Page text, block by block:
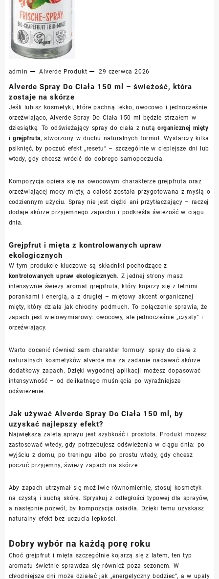
admin Alverde Produkt 29 czerwca 2026
Alverde Spray Do Ciała 150 ml – świeżość, która
zostaje na skórze
Jeśli lubisz kosmetyki, które pachną lekko, owocowo i jednocześnie
orzeźwiająco, Alverde Spray Do Ciała 150 ml będzie strzałem w
dziesiątkę. To odświeżający spray do ciała z nutąorganicznej mięty
igrejpfruta, stworzony w duchu naturalnych formuł. Wystarczy kilka
psiknięć, by poczuć efekt „resetu” – szczególnie w cieplejsze dni lub
wtedy, gdy chcesz wrócić do dobrego samopoczucia.
Kompozycja opiera się na owocowym charakterze grejpfruta oraz
orzeźwiającej mocy mięty, a całość została przygotowana z myślą o
codziennym użyciu. Spray nie jest ciężki ani przytłaczający – raczej
dodaje skórze przyjemnego zapachu i podkreśla świeżość w ciągu
dnia.
Grejpfrut i mięta z kontrolowanych upraw
ekologicznych
W tym produkcie kluczowe są składniki pochodzące z
kontrolowanych upraw ekologicznych. Z jednej strony masz
intensywnie świeży aromat grejpfruta, który kojarzy się z letnimi
porankami i energią, a z drugiej – miętowy akcent organicznej
mięty, który działa jak chłodny podmuch. To połączenie sprawia, że
zapach jest wielowymiarowy: owocowy, ale jednocześnie „czysty” i
orzeźwiający.
Warto docenić również sam charakter formuły: spray do ciała z
naturalnych kosmetyków alverde ma za zadanie nadawać skórze
dodatkowy zapach. Dzięki wygodnej aplikacji możesz dopasować
intensywność – od delikatnego muśnięcia po wyraźniejsze
odświeżenie.
Jak używać Alverde Spray Do Ciała 150 ml, by
uzyskać najlepszy efekt?
Największą zaletą sprayu jest szybkość i prostota. Produkt możesz
zastosować wtedy, gdy potrzebujesz odświeżenia w ciągu dnia: po
wyjściu z domu, po treningu albo po prostu wtedy, gdy chcesz
poczuć przyjemny, świeży zapach na skórze.
Aby zapach utrzymał się możliwie równomiernie, stosuj kosmetyk
na czystą i suchą skórę. Spryskuj z odległości typowej dla sprayów,
a następnie pozwól, by kompozycja osiadła. Dzięki temu uzyskasz
naturalny efekt bez uczucia lepkości.
Dobry wybór na każdą porę roku
Choć grejpfrut i mięta szczególnie kojarzą się z latem, ten typ
aromatu świetnie sprawdza się również poza sezonem. W
chłodniejsze dni może działać jak „energetyczny bodziec”, a w upały